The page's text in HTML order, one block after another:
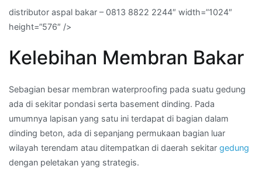
distributor aspal bakar – 0813 8822 2244″ width=”1024″
height=”576″ />
Kelebihan Membran Bakar
Sebagian besar membran waterproofing pada suatu gedung
ada di sekitar pondasi serta basement dinding. Pada
umumnya lapisan yang satu ini terdapat di bagian dalam
dinding beton, ada di sepanjang permukaan bagian luar
wilayah terendam atau ditempatkan di daerah sekitar gedung
dengan peletakan yang strategis.